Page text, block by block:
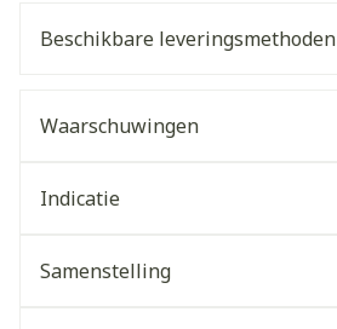
Beschikbare leveringsmethoden
Waarschuwingen
Indicatie
Samenstelling